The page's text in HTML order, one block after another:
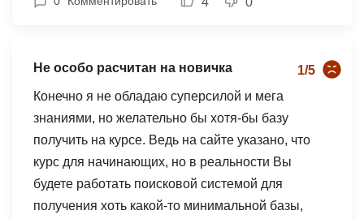
выделить прекрасный организационный план,
здесь действительно выделено самое нужное.
Очень круто, что они ставят ориентир не только
на техническую сторону, но и на
психологическую готовность к обучению. Курс,
хоть и короткий, но требует дисциплины и
времени. Порой приходится выделять время на
самостоятельное изучение нюансов. Задачи,
Не особо расчитан на новичка
1/5
Конечно я не обладаю суперсилой и мега
знаниями, но желательно бы хотя-бы базу
получить на курсе. Ведь на сайте указано, что
курс для начинающих, но в реальности Вы
будете работать поисковой системой для
получения хоть какой-то минимальной базы,